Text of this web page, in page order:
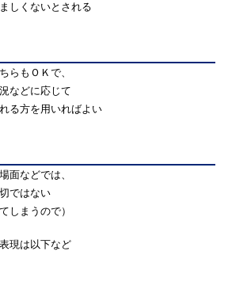
しくないとされる
らもＯＫで、
などに応じて
る方を用いればよい
面などでは、
ではない
しまうので）
現は以下など